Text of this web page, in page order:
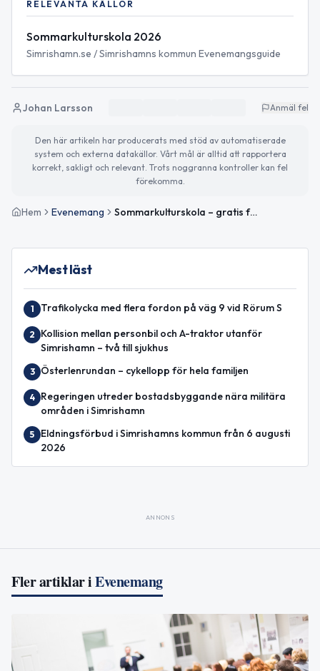
RELEVANTA KÄLLOR
Sommarkulturskola 2026
Simrishamn.se / Simrishamns kommun Evenemangsguide
Johan Larsson Anmäl fel
Den här artikeln har producerats med stöd av automatiserade
system och externa datakällor. Vårt mål är alltid att rapportera
korrekt, sakligt och relevant. Trots noggranna kontroller kan fel
förekomma.
Hem Evenemang Sommarkulturskola – gratis för 6–12 år
Mest läst
1 Trafikolycka med flera fordon på väg 9 vid Rörum S
2
Kollision mellan personbil och A-traktor utanför
Simrishamn – två till sjukhus
3 Österlenrundan – cykellopp för hela familjen
4
Regeringen utreder bostadsbyggande nära militära
områden i Simrishamn
5
Eldningsförbud i Simrishamns kommun från 6 augusti
2026
ANNONS
Fler artiklar iEvenemang